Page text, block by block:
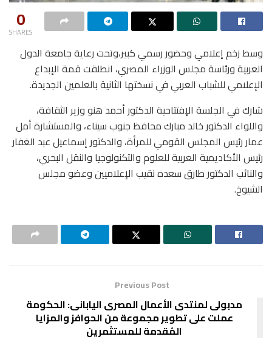
0
SHARES
وسط زخم إعلامي وحضور رسمي كبير،وتحت رعاية جامعة الدول
العربية ورئاسة مجلس الوزراء المصري، انطلقت قمة الإبداع
الإعلامي للشباب العربي في نسختها الثانية بالعلمين الجديدة.
شارك في الجلسة الإفتتاحية الدكتور أحمد هنو وزير الثقافة،
واللواء الدكتور خالد مبارك محافظ جنوب سيناء، والمستشارة أمل
عمار رئيس المجلس القومي للمرأة، والدكتور إسماعيل عبد الغفار
رئيس الأكاديمية العربية للعلوم والتكنولوجيا والنقل البحري،
والنائب الدكتور طارق سعده نقيب الإعلاميين وعضو مجلس
الشيوخ.
Previous Post
مدبولى لمنتدى الأعمال المصرى اليابانى: الحكومة
عملت على تطوير مجموعة من الحوافز والمزايا
المُقدمة للمستثمرين